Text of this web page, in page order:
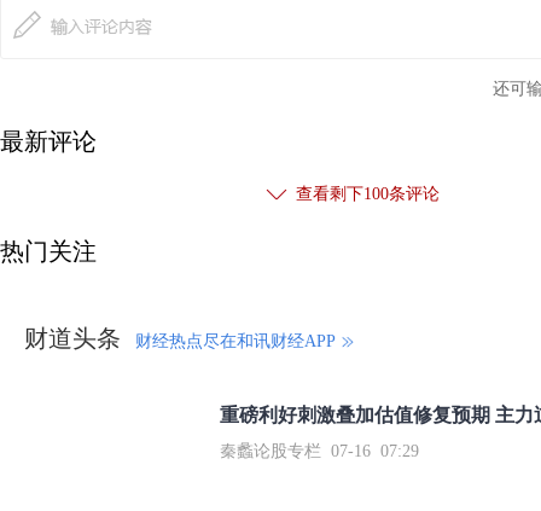
还可
最新评论
查看剩下100条评论
热门关注
财道头条 财经热点尽在和讯财经APP
秦蠡论股专栏 07-16 07:29